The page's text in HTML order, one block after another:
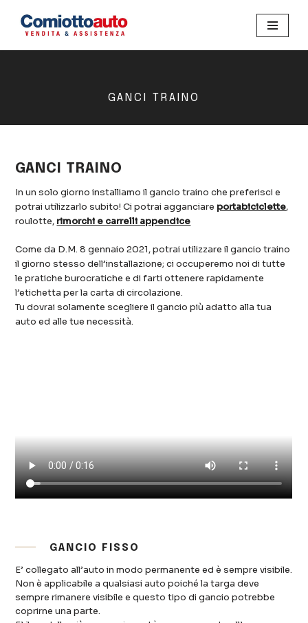
GANCI TRAINO
GANCI TRAINO
In un solo giorno installiamo il gancio traino che preferisci e
potrai utilizzarlo subito! Ci potrai agganciare portabiciclette,
roulotte, rimorchi e carrelli appendice
Come da D.M. 8 gennaio 2021, potrai utilizzare il gancio traino
il giorno stesso dell’installazione; ci occuperemo noi di tutte
le pratiche burocratiche e di farti ottenere rapidamente
l’etichetta per la carta di circolazione.
Tu dovrai solamente scegliere il gancio più adatto alla tua
auto ed alle tue necessità.
GANCIO FISSO
E’ collegato all’auto in modo permanente ed è sempre visibile.
Non è applicabile a qualsiasi auto poiché la targa deve
sempre rimanere visibile e questo tipo di gancio potrebbe
coprirne una parte.